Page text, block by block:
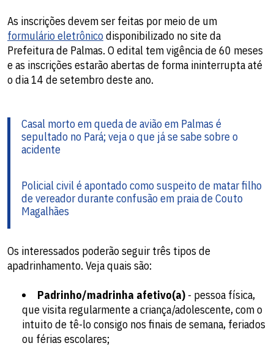
As inscrições devem ser feitas por meio de um
formulário eletrônicodisponibilizado no site da
Prefeitura de Palmas. O edital tem vigência de 60 meses
e as inscrições estarão abertas de forma ininterrupta até
o dia 14 de setembro deste ano.
Casal morto em queda de avião em Palmas é
sepultado no Pará; veja o que já se sabe sobre o
acidente
Policial civil é apontado como suspeito de matar filho
de vereador durante confusão em praia de Couto
Magalhães
Os interessados poderão seguir três tipos de
apadrinhamento. Veja quais são:
Padrinho/madrinha afetivo(a) - pessoa física,
que visita regularmente a criança/adolescente, com o
intuito de tê-lo consigo nos finais de semana, feriados
ou férias escolares;